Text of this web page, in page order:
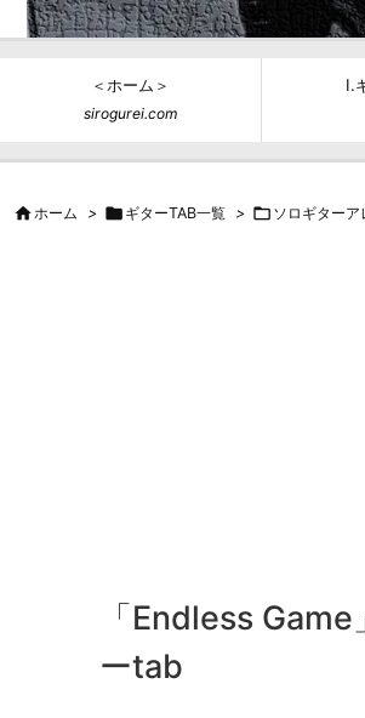
＜ホーム＞
sirogurei.com
Ⅰ.
 ホーム >  ギターTAB一覧 >  ソロギター
「Endless
ーtab